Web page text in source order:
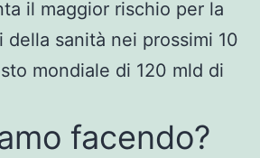
il maggior rischio per la
sanità nei prossimi 10
mondiale di 120 mld di
facendo?